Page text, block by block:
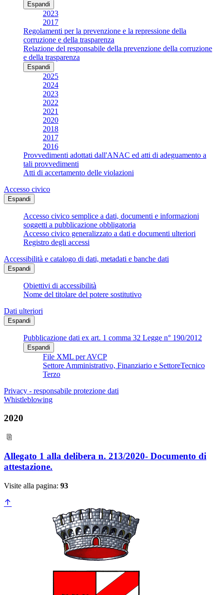
Espandi
2023
2017
Regolamenti per la prevenzione e la repressione della
corruzione e della trasparenza
Relazione del responsabile della prevenzione della corruzione
e della trasparenza
Espandi
2025
2024
2023
2022
2021
2020
2018
2017
2016
Provvedimenti adottati dall'ANAC ed atti di adeguamento a
tali provvedimenti
Atti di accertamento delle violazioni
Accesso civico
Espandi
Accesso civico semplice a dati, documenti e informazioni
soggetti a pubblicazione obbligatoria
Accesso civico generalizzato a dati e documenti ulteriori
Registro degli accessi
Accessibilità e catalogo di dati, metadati e banche dati
Espandi
Obiettivi di accessibilità
Nome del titolare del potere sostitutivo
Dati ulteriori
Espandi
Pubblicazione dati ex art. 1 comma 32 Legge n° 190/2012
Espandi
File XML per AVCP
Settore Amministrativo, Finanziario e SettoreTecnico
Terzo
Privacy - responsabile protezione dati
Whistleblowing
2020
Allegato 1 alla delibera n. 213/2020- Documento di
attestazione.
Visite alla pagina: 93